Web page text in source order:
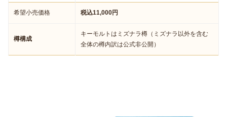
希望小売価格 税込11,000円
樽構成
キーモルトはミズナラ樽（ミズナラ以外を含む
全体の樽内訳は公式非公開）